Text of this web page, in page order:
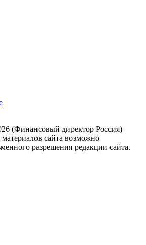
(Финансовый директор Россия)
сайта возможно
разрешения редакции сайта.